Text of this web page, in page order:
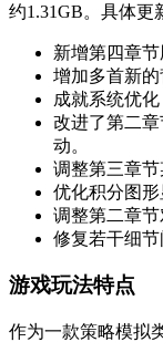
约1.31GB。具体更
新增第四章节
增加多首新的
成就系统优
改进了第二
动。
调整第三章节
优化积分图形
调整第二章节
修复若干细节
游戏玩法特点
作为一款策略模拟